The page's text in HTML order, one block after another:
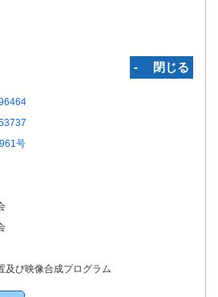
‐ 閉じる
号
及び映像合成プログラム